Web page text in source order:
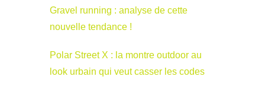
Gravel running : analyse de cette
nouvelle tendance !
Polar Street X : la montre outdoor au
look urbain qui veut casser les codes